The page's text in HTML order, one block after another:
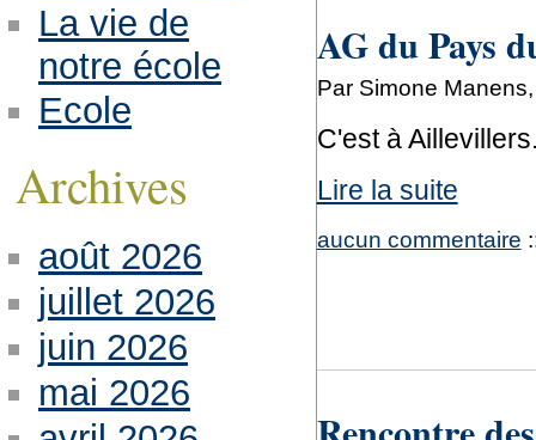
AG du Pays
Par Simone
C'est à
Lire la suite
aucun commentaire
La vie de
notre école
Ecole
Archives
août 2026
juillet 2026
juin 2026
mai 2026